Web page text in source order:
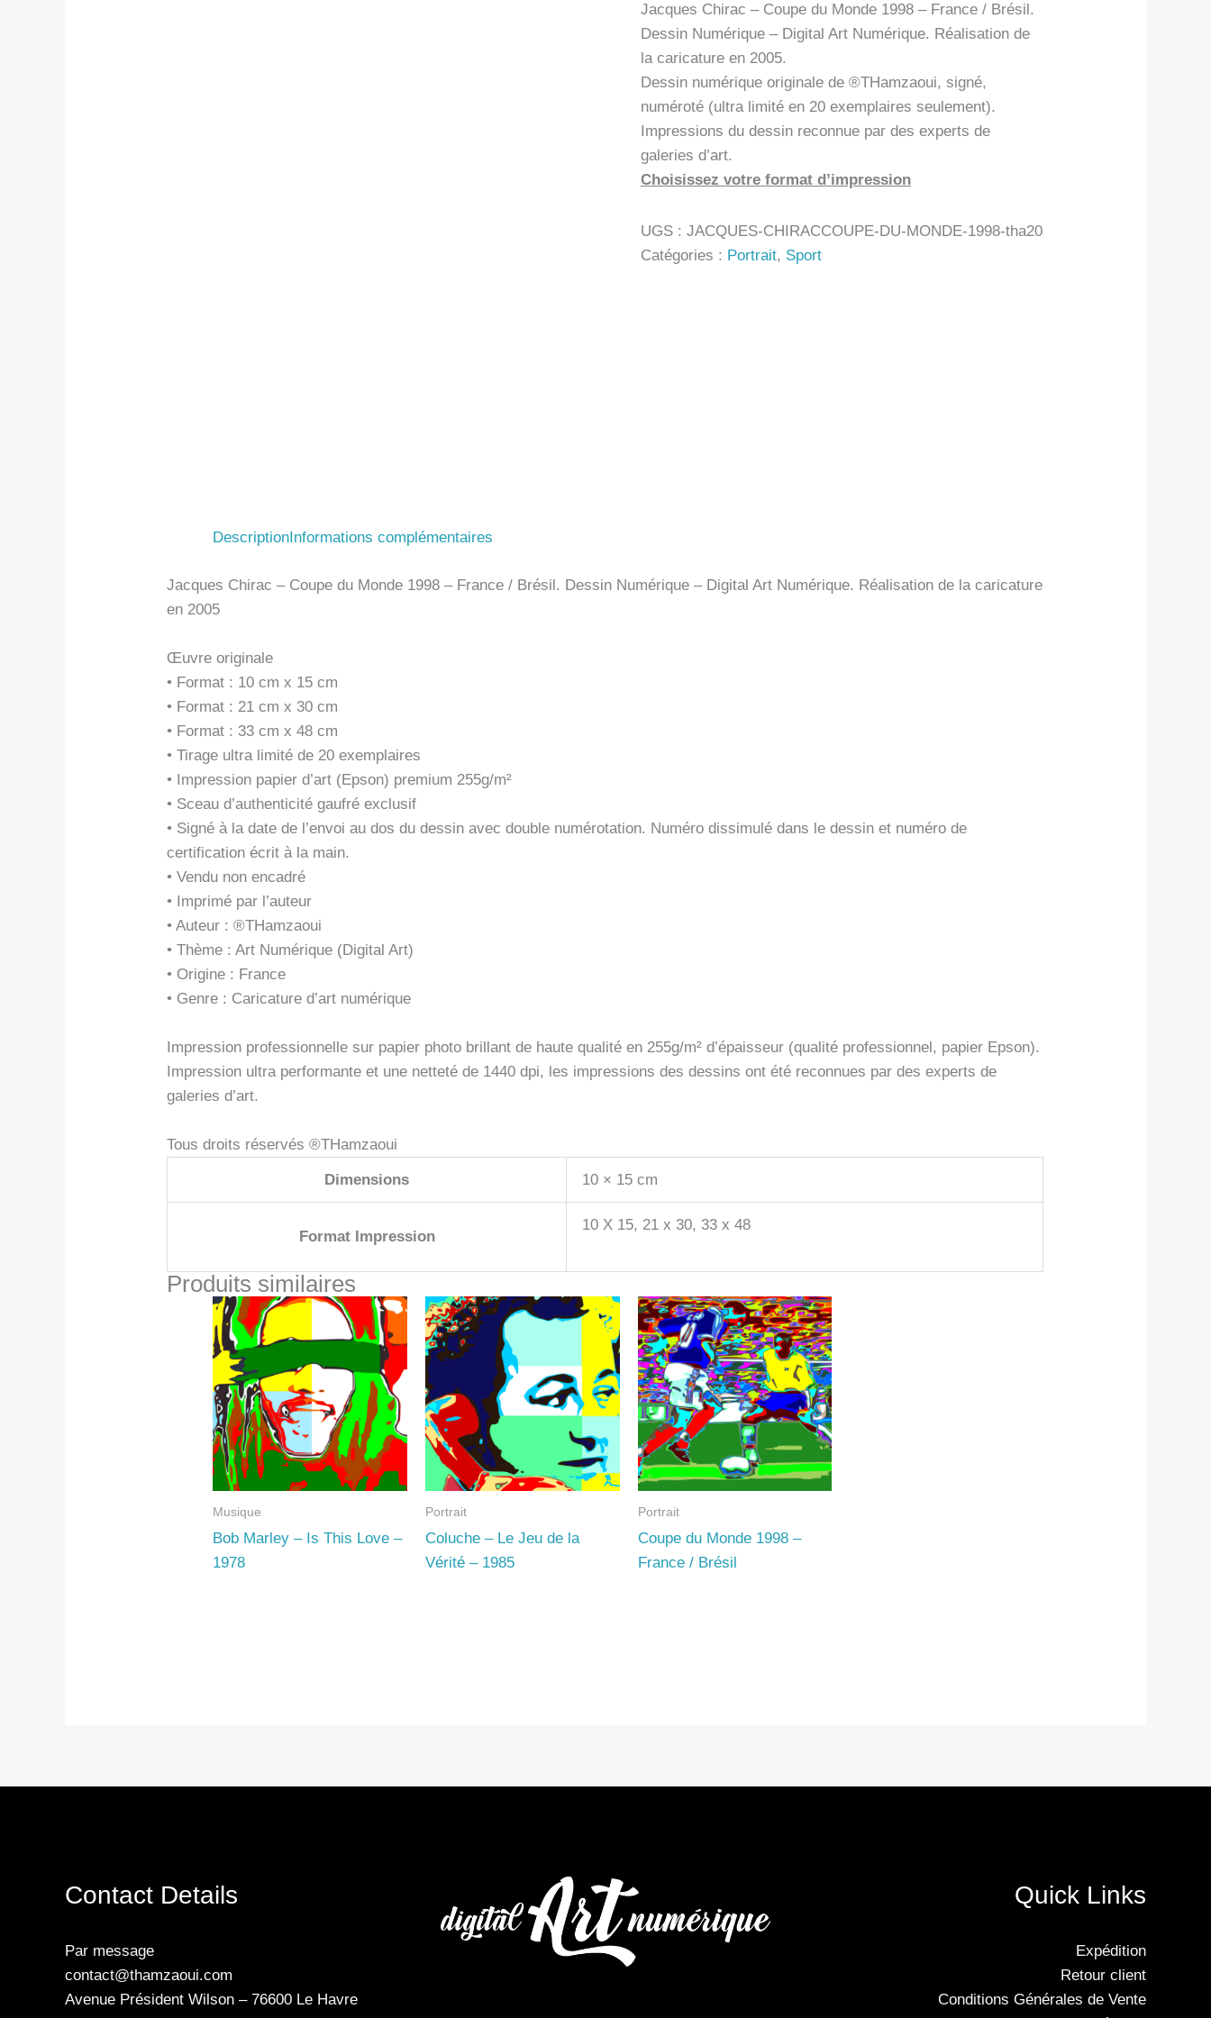
Jacques Chirac – Coupe du Monde 1998 – France / Brésil.
Dessin Numérique – Digital Art Numérique. Réalisation de
la caricature en 2005.
Dessin numérique originale de ®THamzaoui, signé,
numéroté (ultra limité en 20 exemplaires seulement).
Impressions du dessin reconnue par des experts de
galeries d’art.
Choisissez votre format d’impression
UGS : JACQUES-CHIRACCOUPE-DU-MONDE-1998-tha20
Catégories : Portrait, Sport
Description Informations complémentaires
Jacques Chirac – Coupe du Monde 1998 – France / Brésil. Dessin Numérique – Digital Art Numérique. Réalisation de la caricature
en 2005
Œuvre originale
• Format : 10 cm x 15 cm
• Format : 21 cm x 30 cm
• Format : 33 cm x 48 cm
• Tirage ultra limité de 20 exemplaires
• Impression papier d’art (Epson) premium 255g/m²
• Sceau d’authenticité gaufré exclusif
• Signé à la date de l’envoi au dos du dessin avec double numérotation. Numéro dissimulé dans le dessin et numéro de
certification écrit à la main.
• Vendu non encadré
• Imprimé par l’auteur
• Auteur : ®THamzaoui
• Thème : Art Numérique (Digital Art)
• Origine : France
• Genre : Caricature d’art numérique
Impression professionnelle sur papier photo brillant de haute qualité en 255g/m² d’épaisseur (qualité professionnel, papier Epson).
Impression ultra performante et une netteté de 1440 dpi, les impressions des dessins ont été reconnues par des experts de
galeries d’art.
Tous droits réservés ®THamzaoui
Dimensions 10 × 15 cm
Format Impression
10 X 15, 21 x 30, 33 x 48
Produits similaires
Musique
Bob Marley – Is This Love –
1978
Portrait
Coluche – Le Jeu de la
Vérité – 1985
Portrait
Coupe du Monde 1998 –
France / Brésil
Contact Details
Par message
contact@thamzaoui.com
Avenue Président Wilson – 76600 Le Havre
Quick Links
Expédition
Retour client
Conditions Générales de Vente